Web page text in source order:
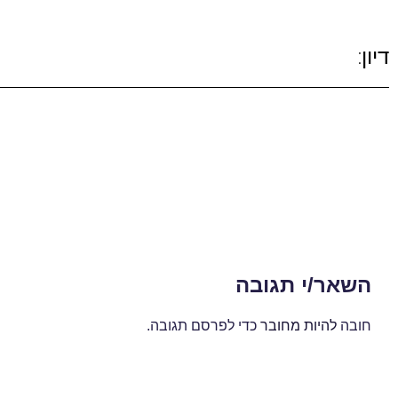
דיון:
השאר/י תגובה
חובה להיות מחובר כדי לפרסם תגובה.